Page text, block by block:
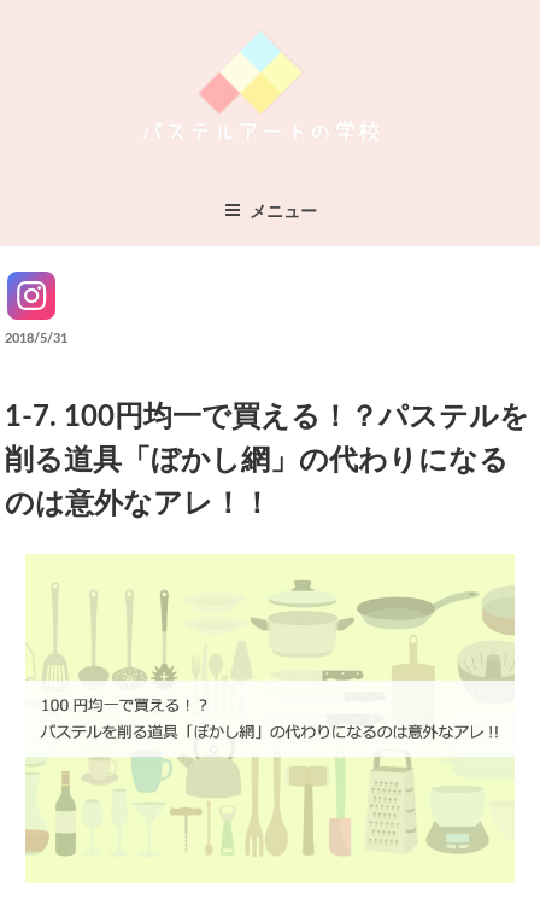
プ
メニュー
Instagram
投
2018/5/31
1-7. 100円均一で買える！？パステルを
削る道具「ぼかし網」の代わりになる
のは意外なアレ！！